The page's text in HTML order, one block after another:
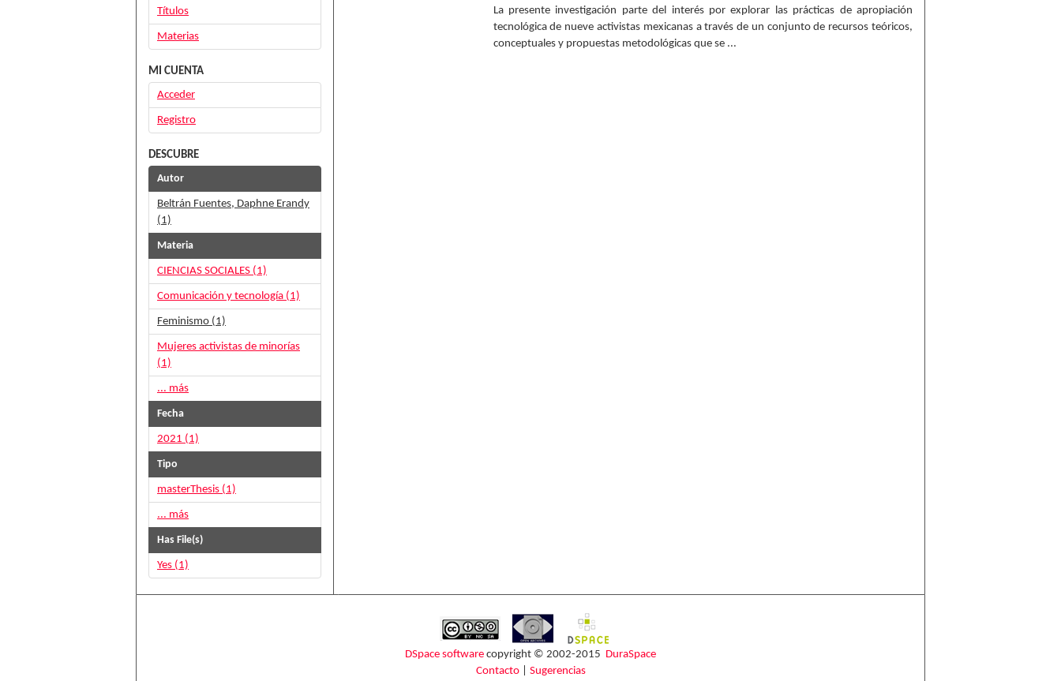
La presente investigación parte del interés por explorar las prácticas de apropiación
tecnológica de nueve activistas mexicanas a través de un conjunto de recursos teóricos,
conceptuales y propuestas metodológicas que se ...
Títulos
Materias
MI CUENTA
Acceder
Registro
DESCUBRE
Autor
Beltrán Fuentes, Daphne Erandy
(1)
Materia
CIENCIAS SOCIALES (1)
Comunicación y tecnología (1)
Feminismo (1)
Mujeres activistas de minorías
(1)
... más
Fecha
2021 (1)
Tipo
masterThesis (1)
... más
Has File(s)
Yes (1)
DSpace software copyright © 2002-2015 DuraSpace
Contacto| Sugerencias